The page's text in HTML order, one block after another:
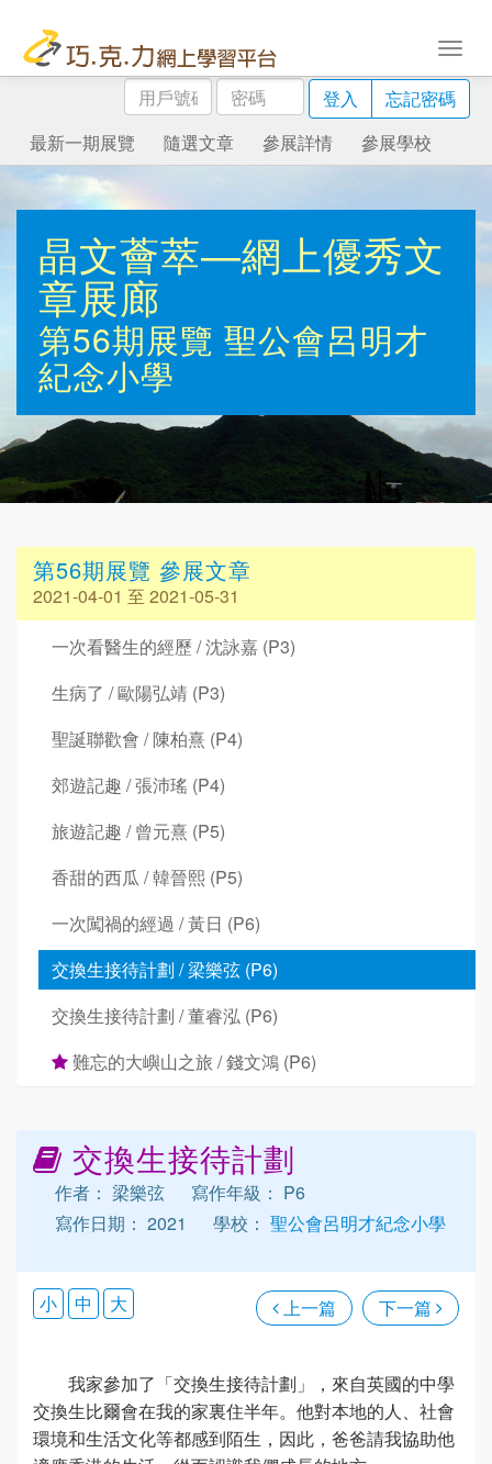
用
戶
號
碼
密
碼
登入
忘記密碼
最新一期展覽
隨選文章 參展詳情 參展學校
晶文薈萃—網上優秀文
章展廊
第56期展覽 聖公會呂明才
紀念小學
第56期展覽 參展文章
2021-04-01 至 2021-05-31
一次看醫生的經歷 / 沈詠嘉 (P3)
生病了 / 歐陽弘靖 (P3)
聖誕聯歡會 / 陳柏熹 (P4)
郊遊記趣 / 張沛瑤 (P4)
旅遊記趣 / 曾元熹 (P5)
香甜的西瓜 / 韓晉熙 (P5)
一次闖禍的經過 / 黃日 (P6)
交換生接待計劃 / 梁樂弦 (P6)
交換生接待計劃 / 董睿泓 (P6)
難忘的大嶼山之旅 / 錢文鴻 (P6)
交換生接待計劃
作者： 梁樂弦
寫作年級： P6
寫作日期： 2021
學校： 聖公會呂明才紀念小學
上一篇 下一篇
小 中 大
我家參加了「交換生接待計劃」，來自英國的中學
交換生比爾會在我的家裏住半年。他對本地的人、社會
環境和生活文化等都感到陌生，因此，爸爸請我協助他